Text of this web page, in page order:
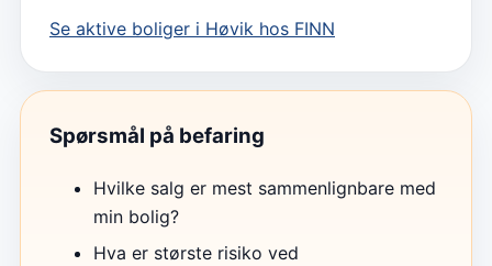
Se aktive boliger i Høvik hos FINN
Spørsmål på befaring
Hvilke salg er mest sammenlignbare med
min bolig?
Hva er største risiko ved